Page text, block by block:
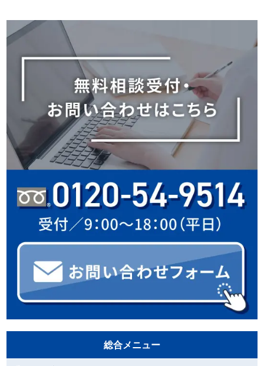
総合メニュー